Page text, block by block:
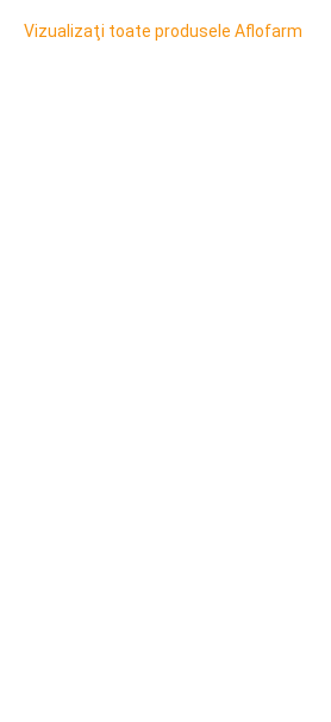
Vizualizaţi toate produsele Aflofarm